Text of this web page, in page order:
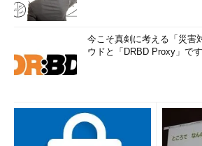
今こそ真剣に考える「災害
ウドと「DRBD Proxy」で